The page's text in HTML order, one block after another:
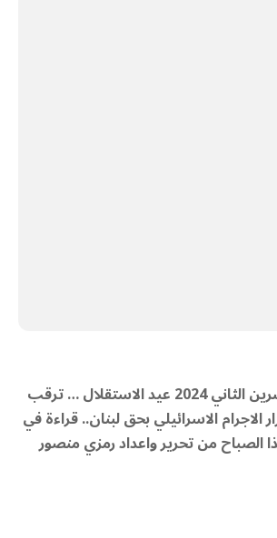
اليوم الجمعة 22تشرين الثاني 2024 عيد الاستقلال … ترقب
الاسرائيلي بحق لبنان.. قراءة في
الصباح من تحرير واعداد رمزي منصور